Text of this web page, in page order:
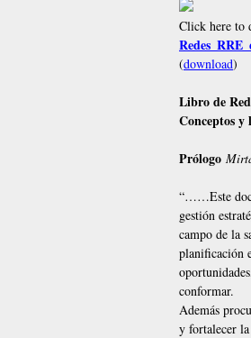
Click here to
(download)
Libro de
Conceptos y
Prólogo
“……Este
gestión
campo de la
planificación
conformar.
Además
y fortalecer